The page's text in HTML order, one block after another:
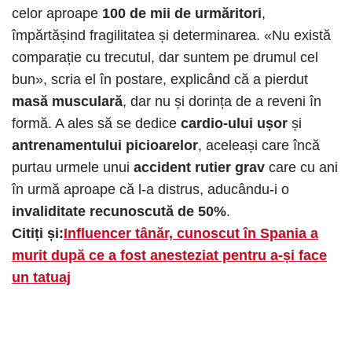
celor aproape 100 de mii de urmăritori,
împărtășind fragilitatea și determinarea. «Nu există
comparație cu trecutul, dar suntem pe drumul cel
bun», scria el în postare, explicând că a pierdut
masă musculară, dar nu și dorința de a reveni în
formă. A ales să se dedice cardio-ului ușor și
antrenamentului picioarelor, aceleași care încă
purtau urmele unui accident rutier grav care cu ani
în urmă aproape că l-a distrus, aducându-i o
invaliditate recunoscută de 50%.
Citiți și:Influencer tânăr, cunoscut în Spania a
murit după ce a fost anesteziat pentru a-și face
un tatuaj